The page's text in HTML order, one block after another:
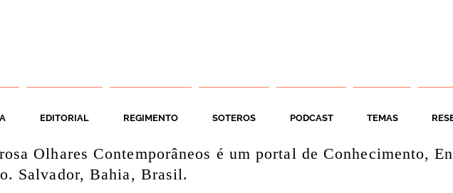
EDITORIAL REGIMENTO SOTEROS PODCAST TEMAS
Olhares Contemporâneos é um portal de Conhecimento,
Salvador, Bahia, Brasil.